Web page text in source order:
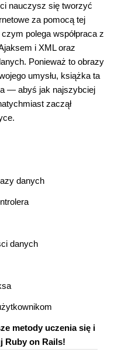
nauczysz się tworzyć
za pomocą tej
polega współpraca z
i XML oraz
Ponieważ to obrazy
umysłu, książka ta
— abyś jak najszybciej
zaczął
danych
danych
metody uczenia się i
Ruby on Rails!